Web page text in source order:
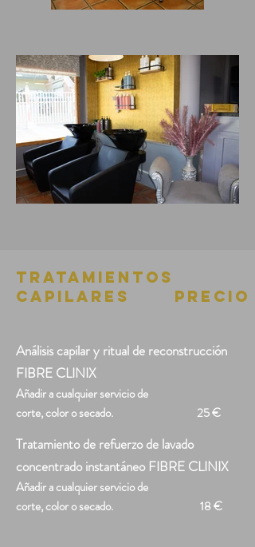
TRATAMIENTOS
CAPILARES
Precio
Análisis capilar y ritual de reconstrucción
FIBRE CLINIX
Añadir a cualquier servicio de
corte, color o secado.
25 €
Tratamiento de refuerzo de lavado
concentrado instantáneo FIBRE CLINIX
Añadir a cualquier servicio de
corte, color o secado.
18 €